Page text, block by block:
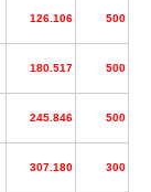
126.106 500
180.517 500
245.846 500
307.180 300